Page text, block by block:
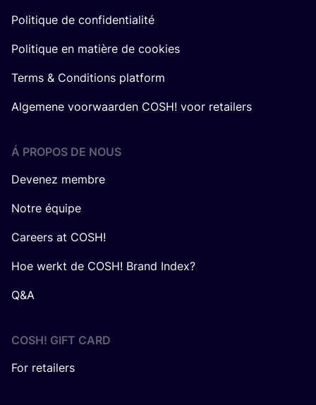
Politique de confidentialité
Politique en matière de cookies
Terms & Conditions platform
Algemene voorwaarden COSH! voor retailers
Á PROPOS DE NOUS
Devenez membre
Notre équipe
Careers at COSH!
Hoe werkt de COSH! Brand Index?
Q&A
COSH! GIFT CARD
For retailers